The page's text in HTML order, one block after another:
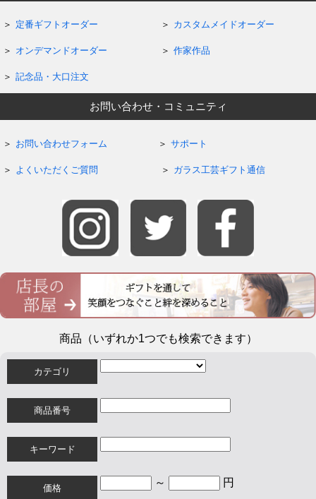
定番ギフトオーダー カスタムメイドオーダー
オンデマンドオーダー 作家作品
記念品・大口注文
お問い合わせ・コミュニティ
お問い合わせフォーム サポート
よくいただくご質問 ガラス工芸ギフト通信
商品（いずれか1つでも検索できます）
カテゴリ
商品番号
キーワード
価格 ～ 円